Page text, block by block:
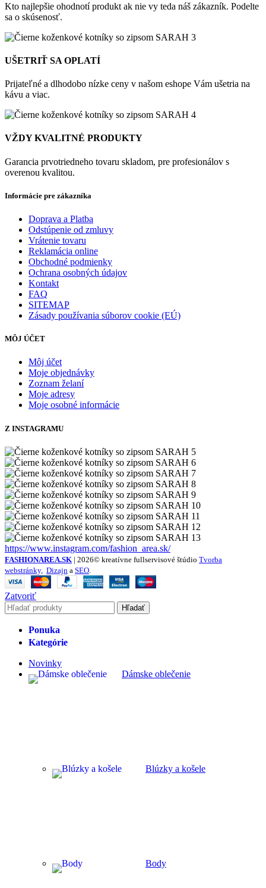
Kto najlepšie ohodnotí produkt ak nie vy teda náš zákazník. Podelte
sa o skúsenosť.
UŠETRIŤ SA OPLATÍ
Prijateľné a dlhodobo nízke ceny v našom eshope Vám ušetria na
kávu a viac.
VŽDY KVALITNÉ PRODUKTY
Garancia prvotriedneho tovaru skladom, pre profesionálov s
overenou kvalitou.
Informácie pre zákazníka
Doprava a Platba
Odstúpenie od zmluvy
Vrátenie tovaru
Reklamácia online
Obchodné podmienky
Ochrana osobných údajov
Kontakt
FAQ
SITEMAP
Zásady používania súborov cookie (EÚ)
MÔJ ÚČET
Môj účet
Moje objednávky
Zoznam želaní
Moje adresy
Moje osobné informácie
Z INSTAGRAMU
https://www.instagram.com/fashion_area.sk/
FASHIONAREA.SK | 2026© kreatívne fullservisové štúdio Tvorba
webstránky, Dizajn a SEO
Zatvoriť
Hľadať
Ponuka
Kategórie
Novinky
Dámske oblečenie
Blúzky a košele
Body